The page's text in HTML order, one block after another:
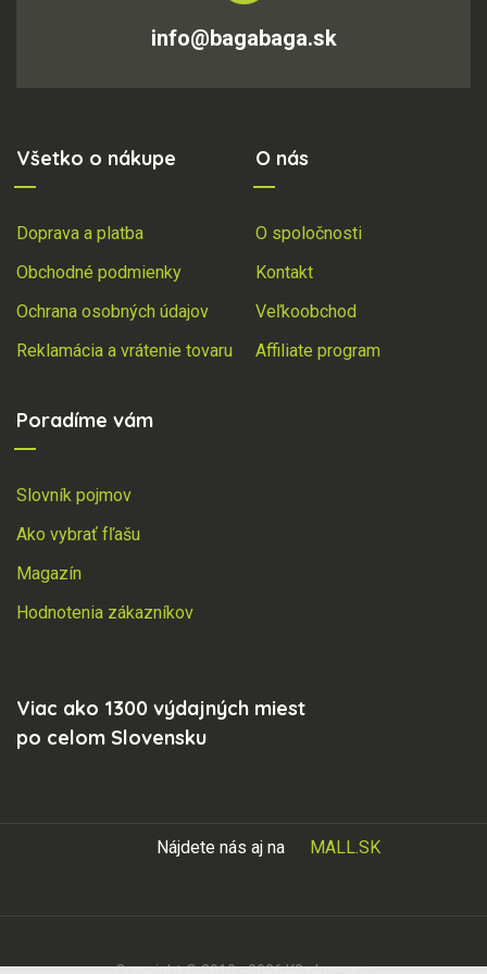
info@bagabaga.sk
Všetko o nákupe
Doprava a platba
Obchodné podmienky
Ochrana osobných údajov
Reklamácia a vrátenie tovaru
O nás
O spoločnosti
Kontakt
Veľkoobchod
Affiliate program
Poradíme vám
Slovník pojmov
Ako vybrať fľašu
Magazín
Hodnotenia zákazníkov
Viac ako 1300 výdajných miest
po celom Slovensku
Nájdete nás aj na MALL.SK